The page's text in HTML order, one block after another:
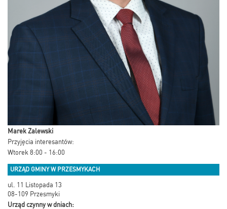
Marek Zalewski
Przyjęcia interesantów:
Wtorek 8:00 - 16:00
URZĄD GMINY W PRZESMYKACH
ul. 11 Listopada 13
08-109 Przesmyki
Urząd czynny w dniach: